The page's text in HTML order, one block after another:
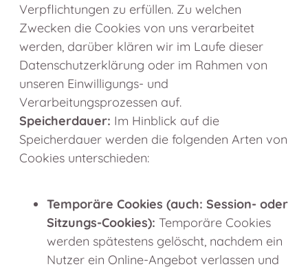
Verpflichtungen zu erfüllen. Zu welchen
Zwecken die Cookies von uns verarbeitet
werden, darüber klären wir im Laufe dieser
Datenschutzerklärung oder im Rahmen von
unseren Einwilligungs- und
Verarbeitungsprozessen auf.
Speicherdauer: Im Hinblick auf die
Speicherdauer werden die folgenden Arten von
Cookies unterschieden:
Temporäre Cookies (auch: Session- oder
Sitzungs-Cookies): Temporäre Cookies
werden spätestens gelöscht, nachdem ein
Nutzer ein Online-Angebot verlassen und